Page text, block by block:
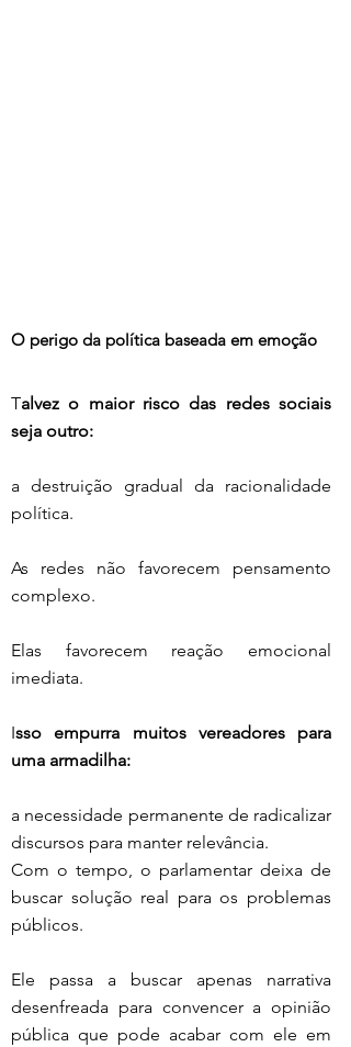
O perigo da política baseada em emoção
Talvez o maior risco das redes sociais
seja outro:
a destruição gradual da racionalidade
política.
As redes não favorecem pensamento
complexo.
Elas favorecem reação emocional
imediata.
Isso empurra muitos vereadores para
uma armadilha:
a necessidade permanente de radicalizar
discursos para manter relevância.
Com o tempo, o parlamentar deixa de
buscar solução real para os problemas
públicos.
Ele passa a buscar apenas narrativa
desenfreada para convencer a opinião
pública que pode acabar com ele em